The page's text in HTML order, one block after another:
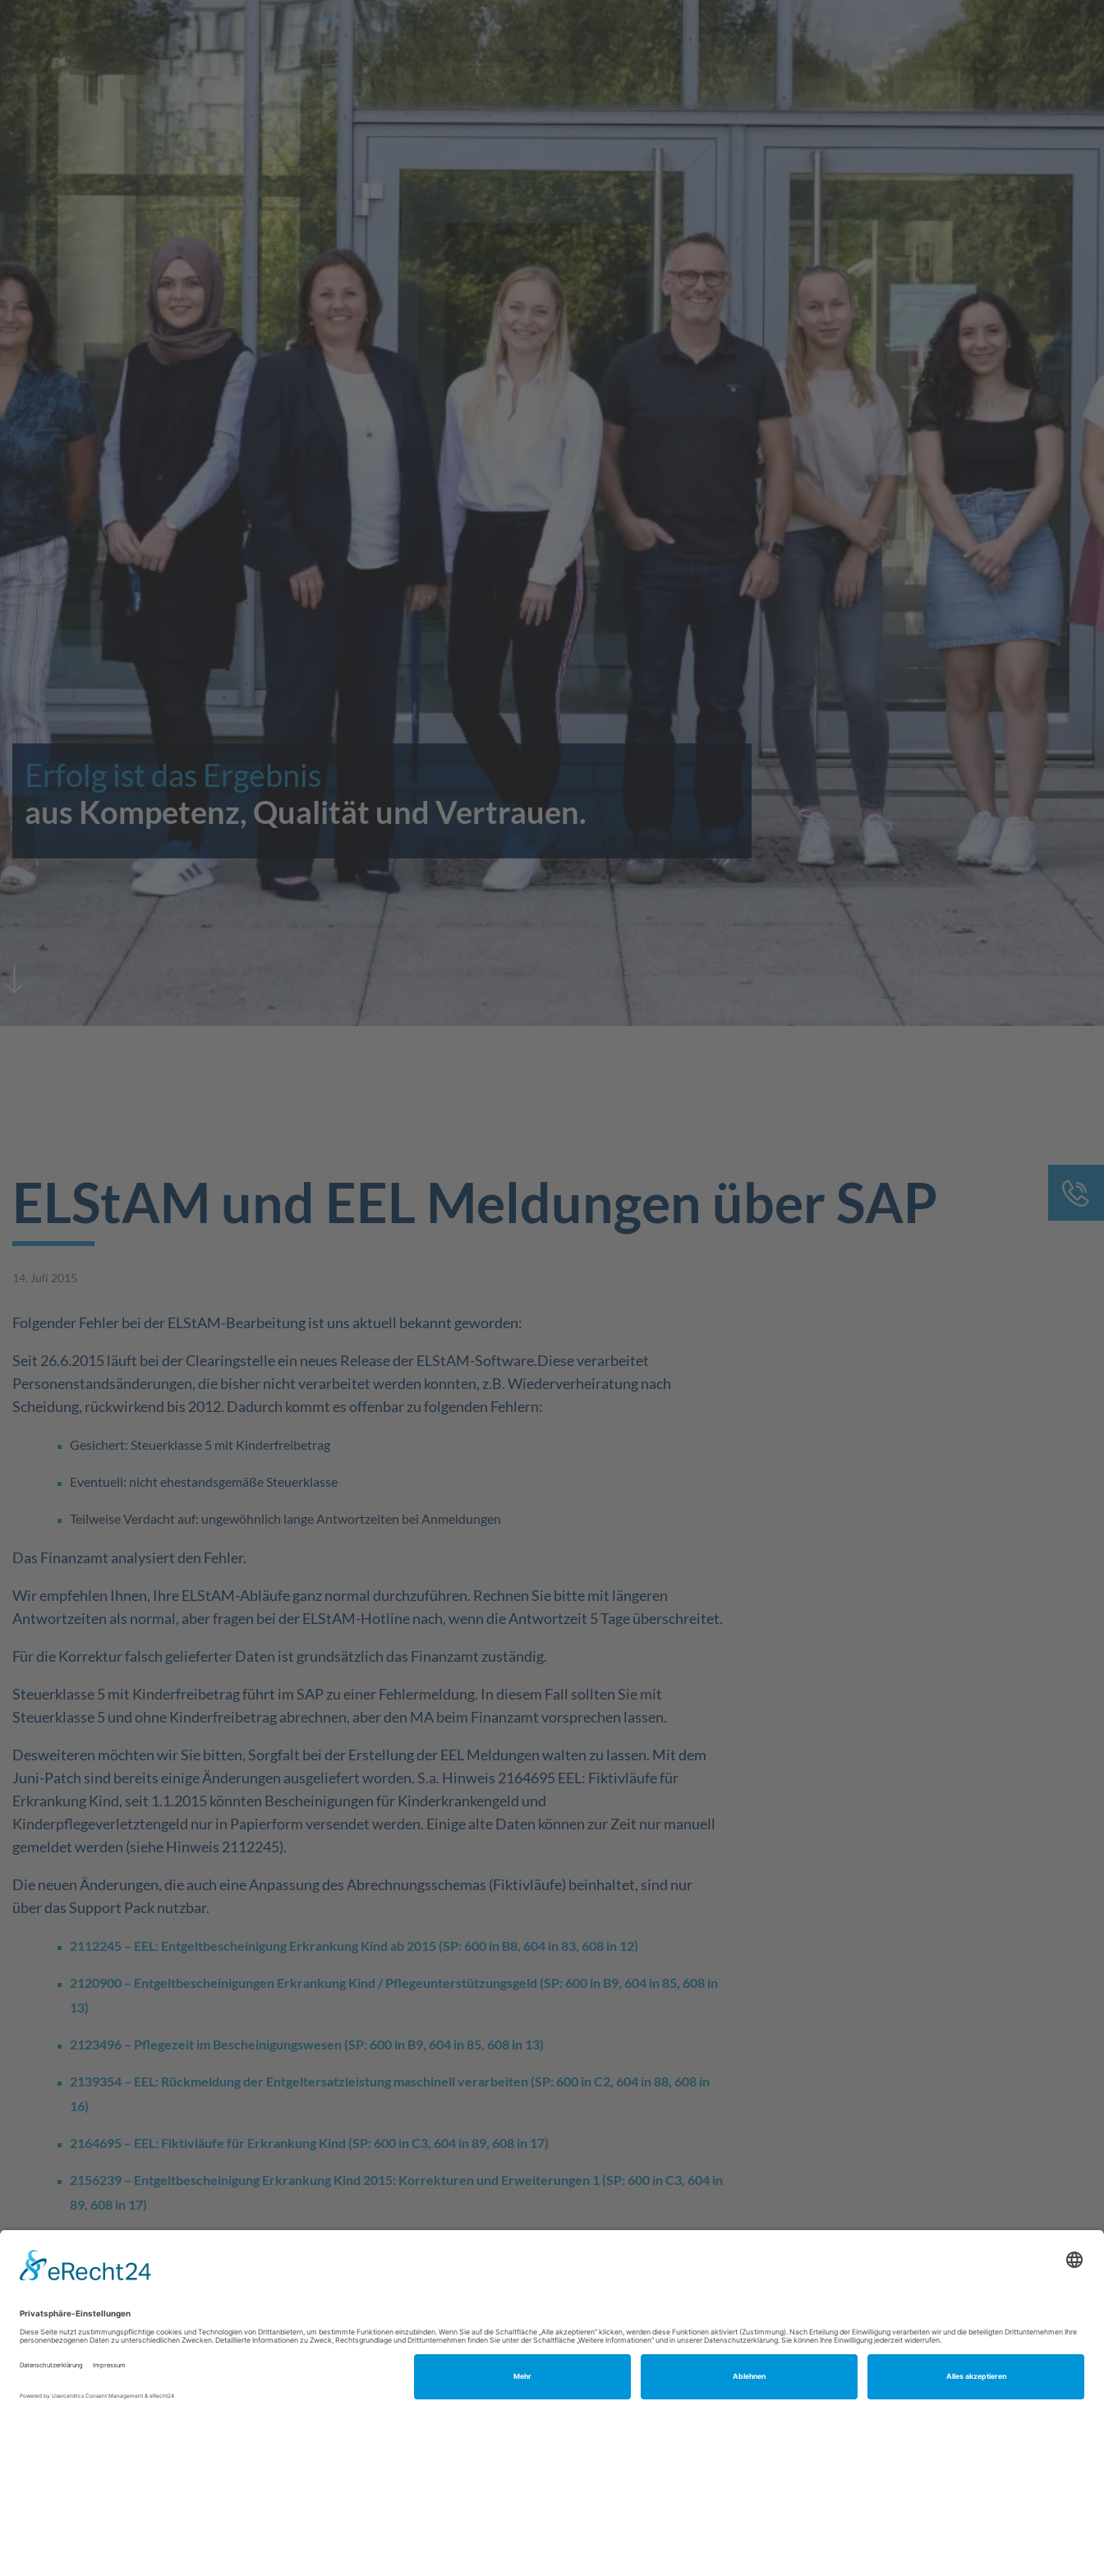
Erfolg ist das Ergebnis
aus Kompetenz, Qualität und Vertrauen.
ELStAM und EEL Meldungen über SAP
14. Juli 2015
Folgender Fehler bei der ELStAM-Bearbeitung ist uns aktuell bekannt geworden:
Seit 26.6.2015 läuft bei der Clearingstelle ein neues Release der ELStAM-Software.Diese verarbeitet
Personenstandsänderungen, die bisher nicht verarbeitet werden konnten, z.B. Wiederverheiratung nach
Scheidung, rückwirkend bis 2012. Dadurch kommt es offenbar zu folgenden Fehlern:
Gesichert: Steuerklasse 5 mit Kinderfreibetrag
Eventuell: nicht ehestandsgemäße Steuerklasse
Teilweise Verdacht auf: ungewöhnlich lange Antwortzeiten bei Anmeldungen
Das Finanzamt analysiert den Fehler.
Wir empfehlen Ihnen, Ihre ELStAM-Abläufe ganz normal durchzuführen. Rechnen Sie bitte mit längeren
Antwortzeiten als normal, aber fragen bei der ELStAM-Hotline nach, wenn die Antwortzeit 5 Tage überschreitet.
Für die Korrektur falsch gelieferter Daten ist grundsätzlich das Finanzamt zuständig.
Steuerklasse 5 mit Kinderfreibetrag führt im SAP zu einer Fehlermeldung. In diesem Fall sollten Sie mit
Steuerklasse 5 und ohne Kinderfreibetrag abrechnen, aber den MA beim Finanzamt vorsprechen lassen.
Desweiteren möchten wir Sie bitten, Sorgfalt bei der Erstellung der EEL Meldungen walten zu lassen. Mit dem
Juni-Patch sind bereits einige Änderungen ausgeliefert worden. S.a. Hinweis 2164695 EEL: Fiktivläufe für
Erkrankung Kind, seit 1.1.2015 könnten Bescheinigungen für Kinderkrankengeld und
Kinderpflegeverletztengeld nur in Papierform versendet werden. Einige alte Daten können zur Zeit nur manuell
gemeldet werden (siehe Hinweis 2112245).
Die neuen Änderungen, die auch eine Anpassung des Abrechnungsschemas (Fiktivläufe) beinhaltet, sind nur
über das Support Pack nutzbar.
2112245 – EEL: Entgeltbescheinigung Erkrankung Kind ab 2015 (SP: 600 in B8, 604 in 83, 608 in 12)
2120900 – Entgeltbescheinigungen Erkrankung Kind / Pflegeunterstützungsgeld (SP: 600 in B9, 604 in 85, 608 in
13)
2123496 – Pflegezeit im Bescheinigungswesen (SP: 600 in B9, 604 in 85, 608 in 13)
2139354 – EEL: Rückmeldung der Entgeltersatzleistung maschinell verarbeiten (SP: 600 in C2, 604 in 88, 608 in
16)
2164695 – EEL: Fiktivläufe für Erkrankung Kind (SP: 600 in C3, 604 in 89, 608 in 17)
2156239 – Entgeltbescheinigung Erkrankung Kind 2015: Korrekturen und Erweiterungen 1 (SP: 600 in C3, 604 in
89, 608 in 17)
Durch die Änderungen sind vermutlich einige Ungereimtheiten ausgeliefert worden.
Der folgende Sachverhalt betrifft ggf. nur den öffentlichen Dienst. In der DSAG gibt es hierzu bereits einen
eigenen Beitrag. Hintergrund ist, dass zum Testlauf der EEL-Ausgangsmeldungen eine geringere Anzahl an
Personalfälle mit neuen Meldungen ermittelt wird, als die Läufe nach dem Einspielen des SP‘s. Es könnte für